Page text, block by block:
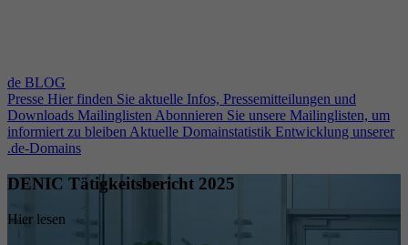
de BLOG
Presse Hier finden Sie aktuelle Infos, Pressemitteilungen und
Downloads Mailinglisten Abonnieren Sie unsere Mailinglisten, um
informiert zu bleiben Aktuelle Domainstatistik Entwicklung unserer
.de-Domains
DENIC Tätigkeitsbericht 2025
Hier lesen